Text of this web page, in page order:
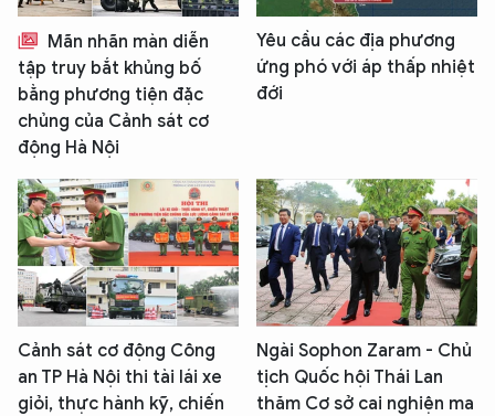
Mãn nhãn màn diễn
tập truy bắt khủng bố
bằng phương tiện đặc
chủng của Cảnh sát cơ
động Hà Nội
Yêu cầu các địa phương
ứng phó với áp thấp nhiệt
đới
Cảnh sát cơ động Công
an TP Hà Nội thi tài lái xe
giỏi, thực hành kỹ, chiến
Ngài Sophon Zaram - Chủ
tịch Quốc hội Thái Lan
thăm Cơ sở cai nghiện ma